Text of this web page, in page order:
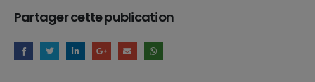
Partager cette publication